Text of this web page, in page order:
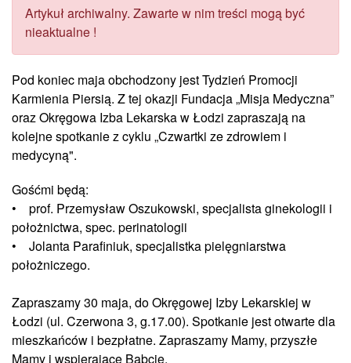
Artykuł archiwalny. Zawarte w nim treści mogą być
nieaktualne !
Pod koniec maja obchodzony jest Tydzień Promocji
Karmienia Piersią. Z tej okazji Fundacja „Misja Medyczna”
oraz Okręgowa Izba Lekarska w Łodzi zapraszają na
kolejne spotkanie z cyklu „Czwartki ze zdrowiem i
medycyną".
Gośćmi będą:
• prof. Przemysław Oszukowski, specjalista ginekologii i
położnictwa, spec. perinatologii
• Jolanta Parafiniuk, specjalistka pielęgniarstwa
położniczego.
Zapraszamy 30 maja, do Okręgowej Izby Lekarskiej w
Łodzi (ul. Czerwona 3, g.17.00). Spotkanie jest otwarte dla
mieszkańców i bezpłatne. Zapraszamy Mamy, przyszłe
Mamy i wspierające Babcie.